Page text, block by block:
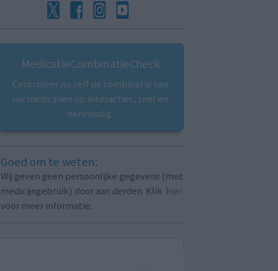
MedicatieCombinatieCheck
Controleer nu zelf de combinatie van
uw medicijnen op interacties, snel en
eenvoudig.
Goed om te weten:
Wij geven geen persoonlijke gegevens (met
medicijngebruik) door aan derden. Klik hier
voor meer informatie.